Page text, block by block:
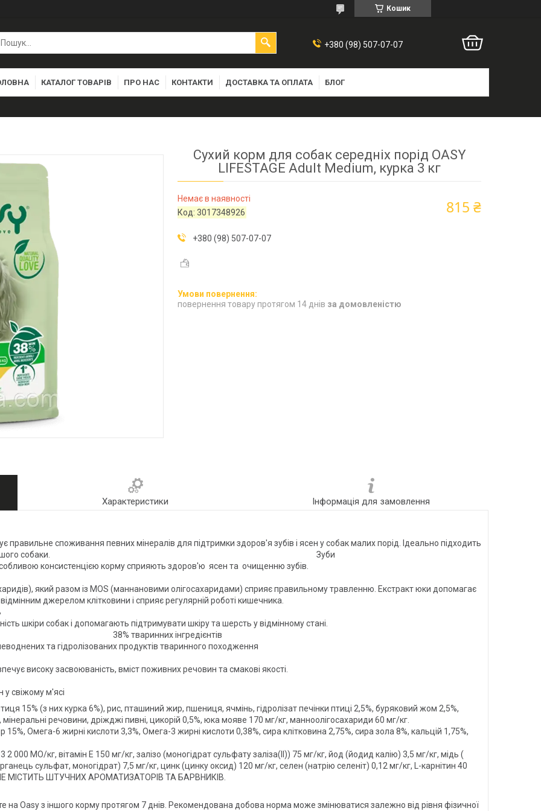
Кошик
+380 (98) 507-07-07
КАТАЛОГ ТОВАРІВ ПРО НАС КОНТАКТИ ДОСТАВКА ТА ОПЛАТА БЛОГ
Сухий корм для собак середніх порід OASY
LIFESTAGE Adult Medium, курка 3 кг
Немає в наявності
Код:3017348926 815 ₴
+380 (98) 507-07-07
повернення товару протягом 14 днів за домовленістю
Характеристики Інформація для замовлення
споживання певних мінералів для підтримки здоров'я зубів і ясен у собак малих порід. Ідеально підходить
фізичної форми вашого собаки. Зуби
разом з особливою консистенцією корму сприяють здоров'ю ясен та очищенню зубів.
який разом із MOS (маннановими олігосахаридами) сприяє правильному травленню. Екстракт юки допомагає
жом є відмінним джерелом клітковини і сприяє регулярній роботі кишечника.
шкіри собак і допомагають підтримувати шкіру та шерсть у відмінному стані.
інгредієнтів
свіжих, зневоднених та гідролізованих продуктів тваринного походження
що забезпечує високу засвоюваність, вміст поживних речовин та смакові якості.
свіжому м'ясі
15% (з них курка 6%), рис, пташиний жир, пшениця, ячмінь, гідролізат печінки птиці 2,5%, буряковий жом 2,5%,
мінеральні речовини, дріжджі пивні, цикорій 0,5%, юка мояве 170 мг/кг, манноолігосахариди 60 мг/кг.
Омега-6 жирні кислоти 3,3%, Омега-3 жирні кислоти 0,38%, сира клітковина 2,75%, сира зола 8%, кальцій 1,75%,
000 МО/кг, вітамін Е 150 мг/кг, залізо (моногідрат сульфату заліза(II)) 75 мг/кг, йод (йодид калію) 3,5 мг/кг, мідь (
сульфат, моногідрат) 7,5 мг/кг, цинк (цинку оксид) 120 мг/кг, селен (натрію селеніт) 0,12 мг/кг, L-карнітин 40
МІСТИТЬ ШТУЧНИХ АРОМАТИЗАТОРІВ ТА БАРВНИКІВ.
на Oasy з іншого корму протягом 7 днів. Рекомендована добова норма може змінюватися залежно від рівня фізичної